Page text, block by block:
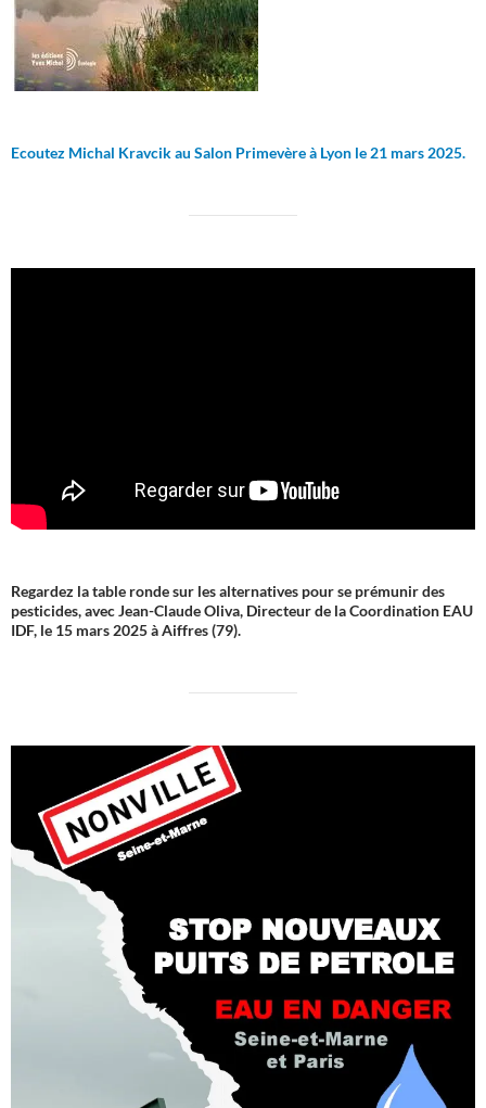
Ecoutez Michal Kravcik au Salon Primevère à Lyon le 21 mars 2025.
Regardez la table ronde sur les alternatives pour se prémunir des
pesticides, avec Jean-Claude Oliva, Directeur de la Coordination EAU
IDF, le 15 mars 2025 à Aiffres (79).